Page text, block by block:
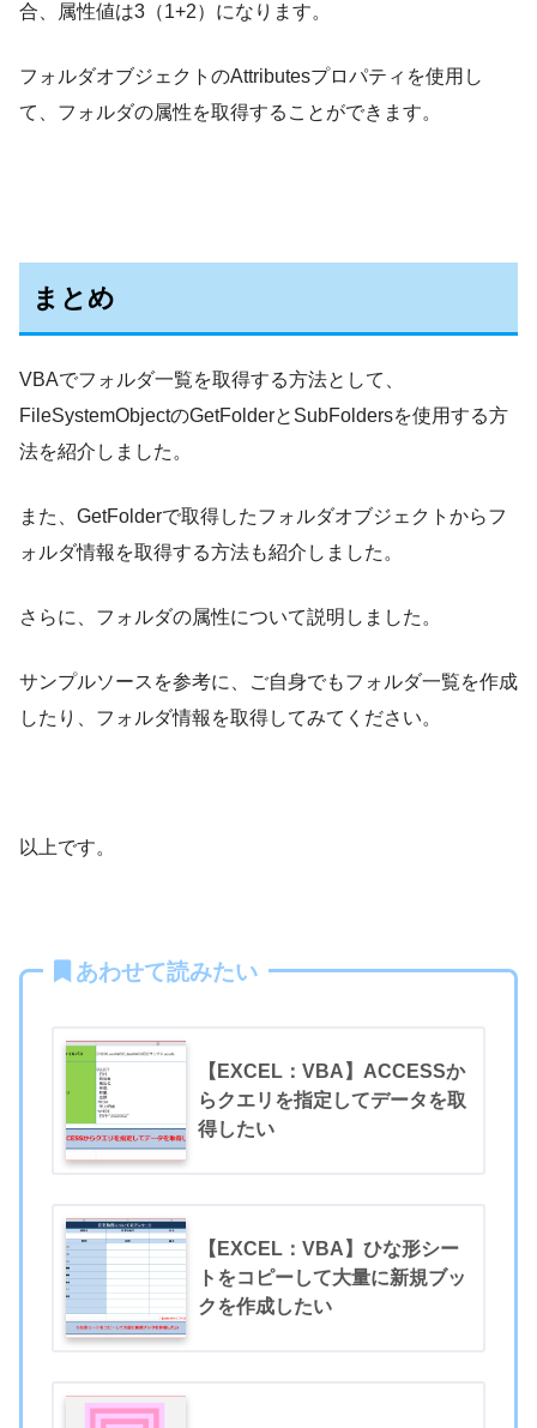
合、属性値は3（1+2）になります。
フォルダオブジェクトのAttributesプロパティを使用し
て、フォルダの属性を取得することができます。
まとめ
VBAでフォルダ一覧を取得する方法として、
FileSystemObjectのGetFolderとSubFoldersを使用する方
法を紹介しました。
また、GetFolderで取得したフォルダオブジェクトからフ
ォルダ情報を取得する方法も紹介しました。
さらに、フォルダの属性について説明しました。
サンプルソースを参考に、ご自身でもフォルダ一覧を作成
したり、フォルダ情報を取得してみてください。
以上です。
あわせて読みたい
【EXCEL：VBA】ACCESSか
らクエリを指定してデータを取
得したい
【EXCEL：VBA】ひな形シー
トをコピーして大量に新規ブッ
クを作成したい